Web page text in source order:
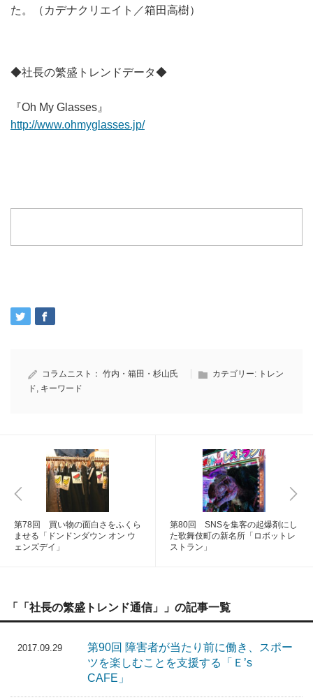
た。（カデナクリエイト／箱田高樹）
◆社長の繁盛トレンドデータ◆
『Oh My Glasses』
http://www.ohmyglasses.jp/
コラムニスト： 竹内・箱田・杉山氏 カテゴリー: トレン
ド, キーワード
第78回 買い物の面白さをふくら
ませる「ドンドンダウン オン ウ
ェンズデイ」
第80回 SNSを集客の起爆剤にし
た歌舞伎町の新名所「ロボットレ
ストラン」
「「社長の繁盛トレンド通信」」の記事一覧
2017.09.29
第90回 障害者が当たり前に働き、スポー
ツを楽しむことを支援する「Ｅ’s
CAFE」